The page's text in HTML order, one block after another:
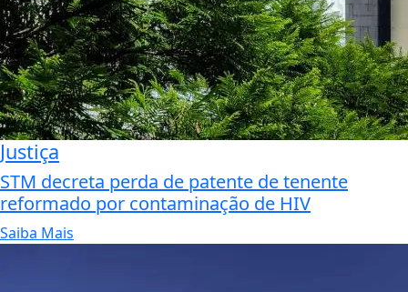
Justiça
STM decreta perda de patente de tenente
reformado por contaminação de HIV
Saiba Mais